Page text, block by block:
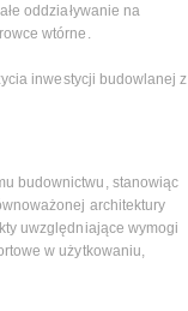
oddziaływanie na
wtórne.
inwestycji budowlanej z
budownictwu, stanowiąc
architektury
uwzględniające wymogi
w użytkowaniu,